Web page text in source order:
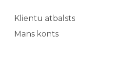
Klientu atbalsts
Mans konts